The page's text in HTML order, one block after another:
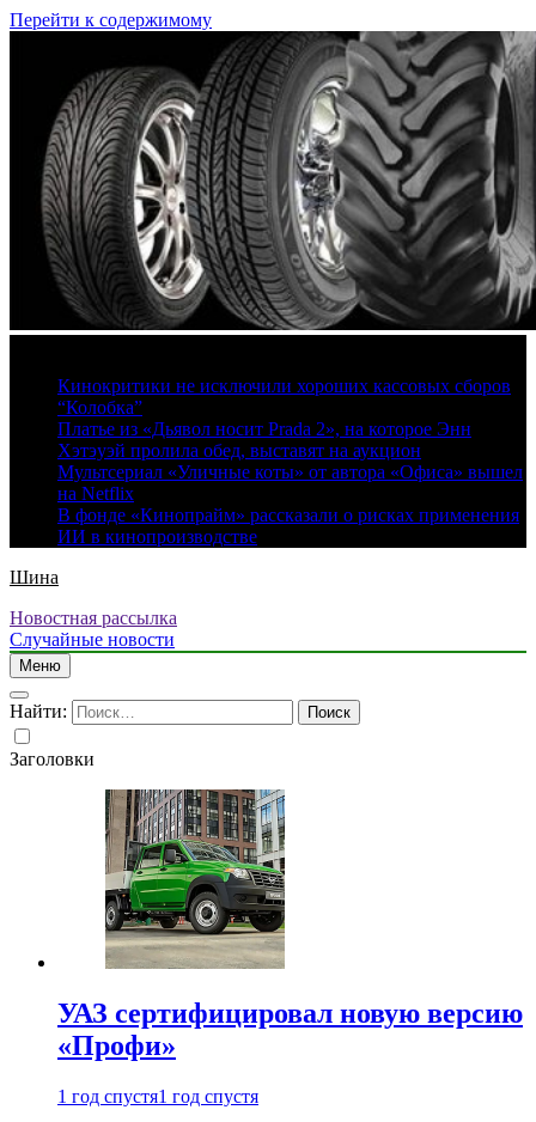
Перейти к содержимому
Кинокритики не исключили хороших кассовых сборов
“Колобка”
Платье из «Дьявол носит Prada 2», на которое Энн
Хэтэуэй пролила обед, выставят на аукцион
Мультсериал «Уличные коты» от автора «Офиса» вышел
на Netflix
В фонде «Кинопрайм» рассказали о рисках применения
ИИ в кинопроизводстве
Шина
Новостная рассылка
Случайные новости
Меню
Найти:
Заголовки
УАЗ сертифицировал новую версию
«Профи»
1 год спустя1 год спустя